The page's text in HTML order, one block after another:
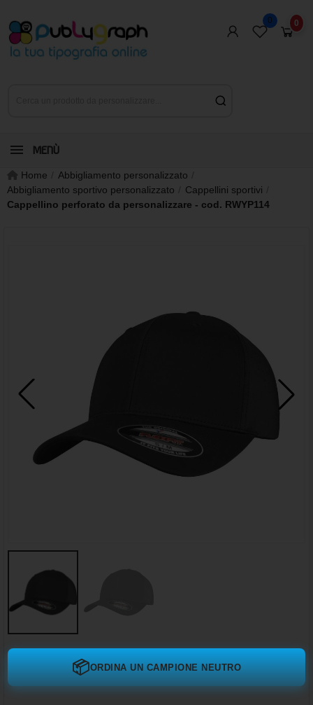
0 0
MENÙ
Home
Abbigliamento personalizzato
Abbigliamento sportivo personalizzato
Cappellini sportivi
Cappellino perforato da personalizzare - cod. RWYP114
📦ORDINA UN CAMPIONE NEUTRO